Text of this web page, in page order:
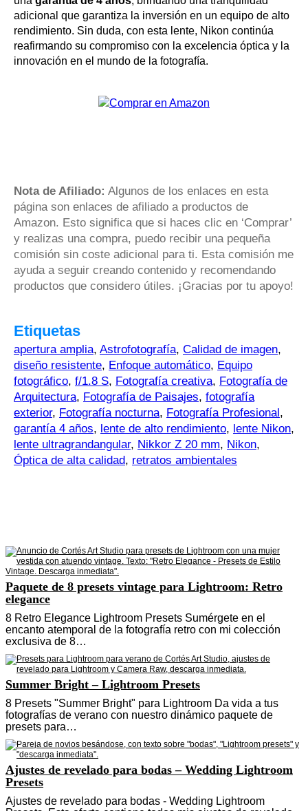
adicional que garantiza la inversión en un equipo de alto
rendimiento. Sin duda, con esta lente, Nikon continúa
reafirmando su compromiso con la excelencia óptica y la
innovación en el mundo de la fotografía.
Nota de Afiliado: Algunos de los enlaces en esta
página son enlaces de afiliado a productos de
Amazon. Esto significa que si haces clic en ‘Comprar’
y realizas una compra, puedo recibir una pequeña
comisión sin coste adicional para ti. Esta comisión me
ayuda a seguir creando contenido y recomendando
productos que considero útiles. ¡Gracias por tu apoyo!
Etiquetas
apertura amplia, Astrofotografía, Calidad de imagen,
diseño resistente, Enfoque automático, Equipo
fotográfico, f/1.8 S, Fotografía creativa, Fotografía de
Arquitectura, Fotografía de Paisajes, fotografía
exterior, Fotografía nocturna, Fotografía Profesional,
garantía 4 años, lente de alto rendimiento, lente Nikon,
lente ultragrandangular, Nikkor Z 20 mm, Nikon,
Óptica de alta calidad, retratos ambientales
Paquete de 8 presets vintage para Lightroom: Retro
elegance
8 Retro Elegance Lightroom Presets Sumérgete en el
encanto atemporal de la fotografía retro con mi colección
exclusiva de 8…
Summer Bright – Lightroom Presets
8 Presets "Summer Bright" para Lightroom Da vida a tus
fotografías de verano con nuestro dinámico paquete de
presets para…
Ajustes de revelado para bodas – Wedding Lightroom
Presets
Ajustes de revelado para bodas - Wedding Lightroom